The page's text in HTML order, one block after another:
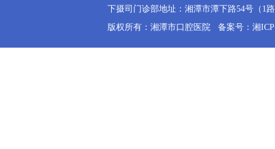
下摄司门诊部地址：湘潭市潭下路54号（1
版权所有：湘潭市口腔医院 备案号：湘